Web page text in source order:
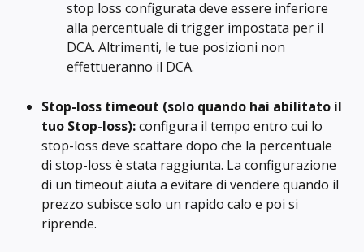
stop loss configurata deve essere inferiore
alla percentuale di trigger impostata per il
DCA. Altrimenti, le tue posizioni non
effettueranno il DCA.
Stop-loss timeout (solo quando hai abilitato il
tuo Stop-loss): configura il tempo entro cui lo
stop-loss deve scattare dopo che la percentuale
di stop-loss è stata raggiunta. La configurazione
di un timeout aiuta a evitare di vendere quando il
prezzo subisce solo un rapido calo e poi si
riprende.